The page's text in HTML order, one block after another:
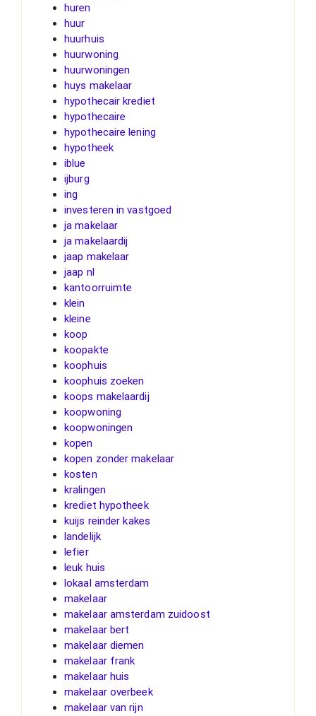
huren
huur
huurhuis
huurwoning
huurwoningen
huys makelaar
hypothecair krediet
hypothecaire
hypothecaire lening
hypotheek
iblue
ijburg
ing
investeren in vastgoed
ja makelaar
ja makelaardij
jaap makelaar
jaap nl
kantoorruimte
klein
kleine
koop
koopakte
koophuis
koophuis zoeken
koops makelaardij
koopwoning
koopwoningen
kopen
kopen zonder makelaar
kosten
kralingen
krediet hypotheek
kuijs reinder kakes
landelijk
lefier
leuk huis
lokaal amsterdam
makelaar
makelaar amsterdam zuidoost
makelaar bert
makelaar diemen
makelaar frank
makelaar huis
makelaar overbeek
makelaar van rijn